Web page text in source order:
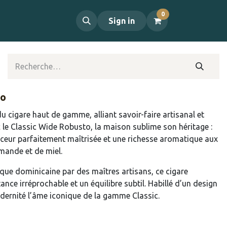
Sign in
0
cigare haut de gamme, alliant savoir-faire artisanal et
Classic Wide Robusto, la maison sublime son héritage :
parfaitement maîtrisée et une richesse aromatique aux
et de miel.
dominicaine par des maîtres artisans, ce cigare
irréprochable et un équilibre subtil. Habillé d’un design
l’âme iconique de la gamme Classic.